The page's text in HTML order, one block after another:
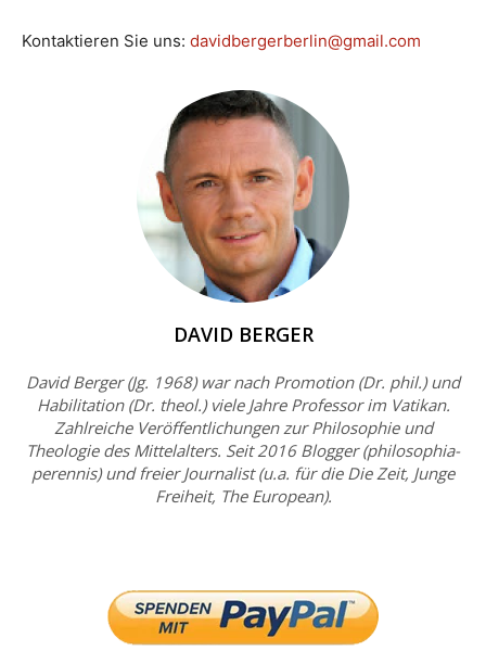
Kontaktieren Sie uns: davidbergerberlin@gmail.com
DAVID BERGER
David Berger (Jg. 1968) war nach Promotion (Dr. phil.) und
Habilitation (Dr. theol.) viele Jahre Professor im Vatikan.
Zahlreiche Veröffentlichungen zur Philosophie und
Theologie des Mittelalters. Seit 2016 Blogger (philosophia-
perennis) und freier Journalist (u.a. für die Die Zeit, Junge
Freiheit, The European).